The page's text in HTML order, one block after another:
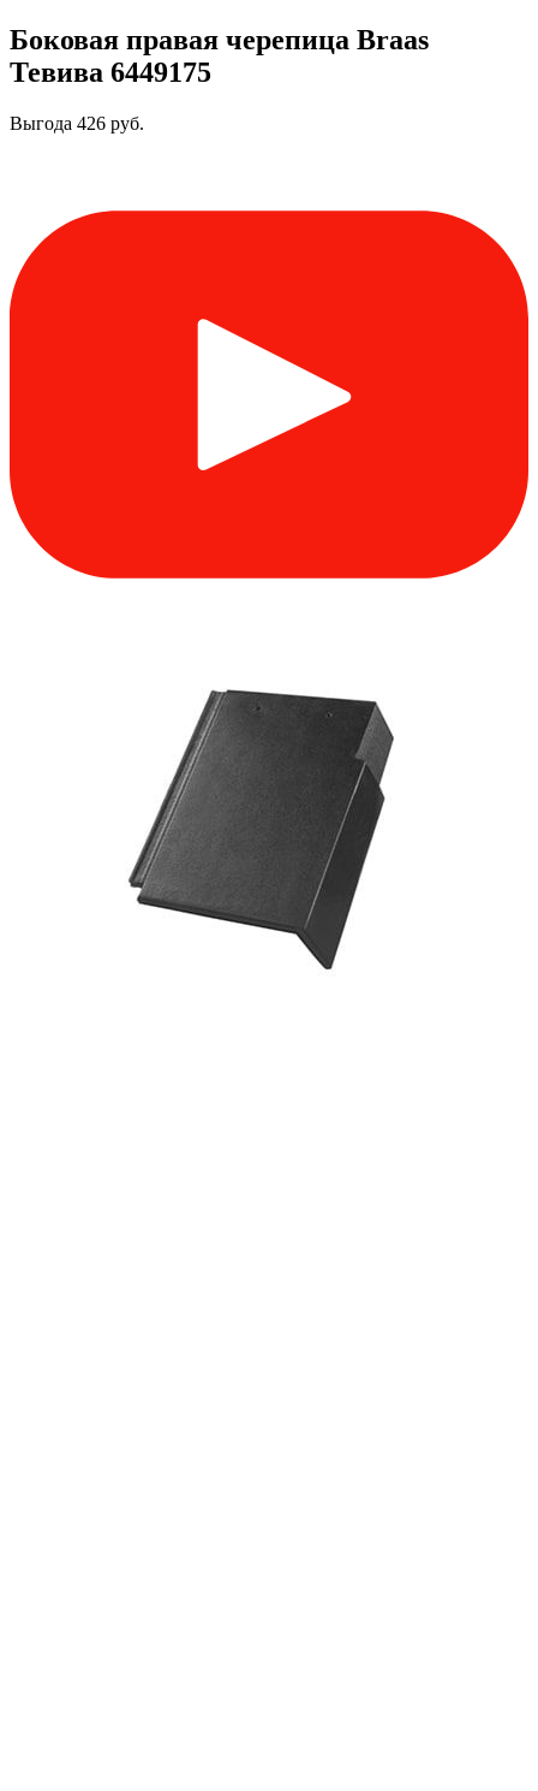
Боковая правая черепица Braas
Тевива 6449175
Выгода 426 руб.